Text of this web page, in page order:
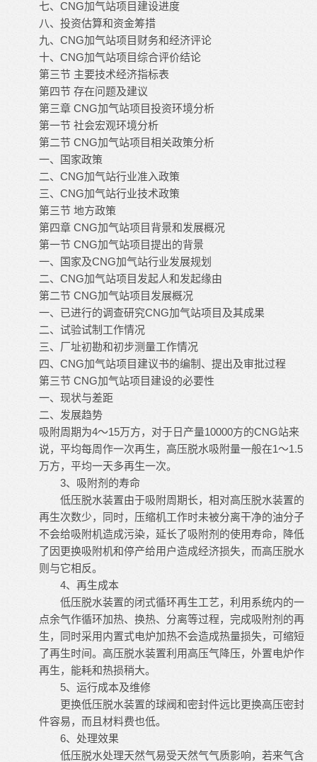
七、CNG加气站项目建设进度
八、投资估算和资金筹措
九、CNG加气站项目财务和经济评论
十、CNG加气站项目综合评价结论
第三节 主要技术经济指标表
第四节 存在问题及建议
第三章 CNG加气站项目投资环境分析
第一节 社会宏观环境分析
第二节 CNG加气站项目相关政策分析
一、国家政策
二、CNG加气站行业准入政策
三、CNG加气站行业技术政策
第三节 地方政策
第四章 CNG加气站项目背景和发展概况
第一节 CNG加气站项目提出的背景
一、国家及CNG加气站行业发展规划
二、CNG加气站项目发起人和发起缘由
第二节 CNG加气站项目发展概况
一、已进行的调查研究CNG加气站项目及其成果
二、试验试制工作情况
三、厂址初勘和初步测量工作情况
四、CNG加气站项目建议书的编制、提出及审批过程
第三节 CNG加气站项目建设的必要性
一、现状与差距
二、发展趋势
吸附周期为4～15万方，对于日产量10000方的CNG站来
说，平均每周作一次再生，高压脱水吸附量一般在1～1.5
万方，平均一天多再生一次。
3、吸附剂的寿命
低压脱水装置由于吸附周期长，相对高压脱水装置的
再生次数少，同时，压缩机工作时未被分离干净的油分子
不会给吸附机造成污染，延长了吸附剂的使用寿命，降低
了因更换吸附机和停产给用户造成经济损失，而高压脱水
则与它相反。
4、再生成本
低压脱水装置的闭式循环再生工艺，利用系统内的一
点余气作循环加热、换热、分离等过程，完成吸附剂的再
生，同时采用内置式电炉加热不会造成热量损失，可缩短
了再生时间。高压脱水装置利用高压气降压，外置电炉作
再生，能耗和热损稍大。
5、运行成本及维修
更换低压脱水装置的球阀和密封件远比更换高压密封
件容易，而且材料费也低。
6、处理效果
低压脱水处理天然气易受天然气气质影响，若来气含